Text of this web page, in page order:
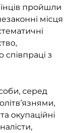
пройшли
місця
співпраці з
серед
окупаційні